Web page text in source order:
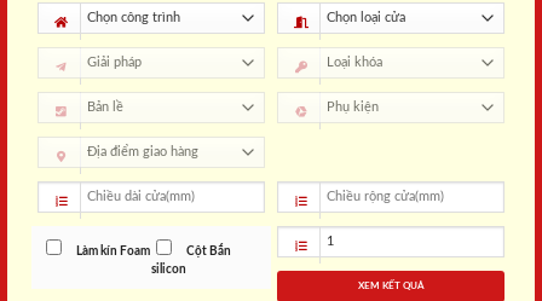
Làm kín Foam
Cột Bắn
silicon
XEM KẾT QUẢ